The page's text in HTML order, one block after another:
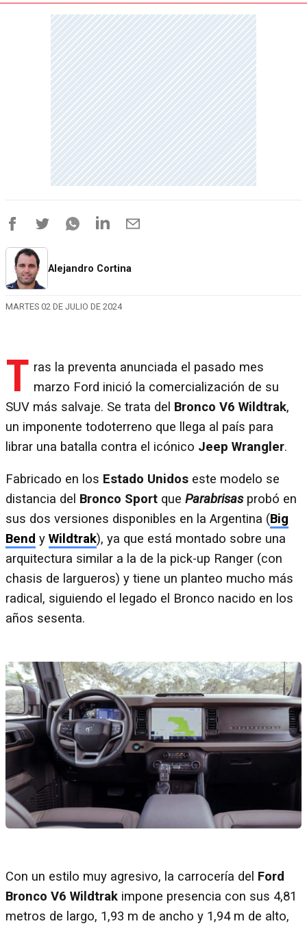
Alejandro Cortina
MARTES 02 DE JULIO DE 2024
T ras la preventa anunciada el pasado mes
marzo Ford inició la comercialización de su
SUV más salvaje. Se trata del Bronco V6 Wildtrak,
un imponente todoterreno que llega al país para
librar una batalla contra el icónico Jeep Wrangler.
Fabricado en los Estado Unidos este modelo se
distancia del Bronco Sport que Parabrisasprobó en
sus dos versiones disponibles en la Argentina (Big
Bend y Wildtrak), ya que está montado sobre una
arquitectura similar a la de la pick-up Ranger (con
chasis de largueros) y tiene un planteo mucho más
radical, siguiendo el legado el Bronco nacido en los
años sesenta.
Con un estilo muy agresivo, la carrocería del Ford
Bronco V6 Wildtrak impone presencia con sus 4,81
metros de largo, 1,93 m de ancho y 1,94 m de alto,